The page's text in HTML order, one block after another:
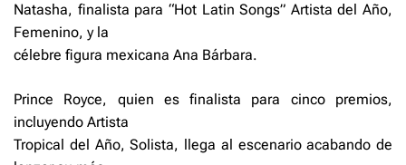
Natasha, finalista para “Hot Latin Songs” Artista del Año,
Femenino, y la
célebre figura mexicana Ana Bárbara.
Prince Royce, quien es finalista para cinco premios,
incluyendo Artista
Tropical del Año, Solista, llega al escenario acabando de